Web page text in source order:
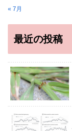
« 7月
最近の投稿